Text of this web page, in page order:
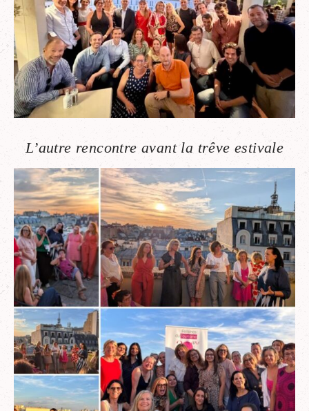
L’autre rencontre avant la trêve estivale